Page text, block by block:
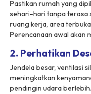
Pastikan rumah yang
sehari-hari tanpa terasa
ruang kerja, area
Perencanaan awal akan
2. Perhatikan
Jendela besar, ventilasi
meningkatkan
pendingin udara berlebih.